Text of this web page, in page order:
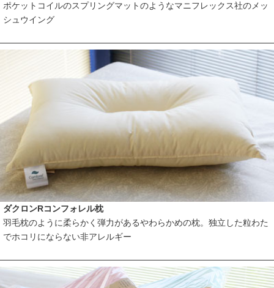
ポケットコイルのスプリングマットのようなマニフレックス社のメッ
シュウイング
ダクロンRコンフォレル枕
羽毛枕のように柔らかく弾力があるやわらかめの枕。独立した粒わた
でホコリにならない非アレルギー